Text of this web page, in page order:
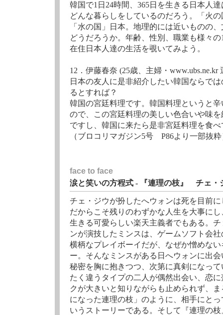
韓国で1日24時間、365日を生きる日本人
どんな暮らしをしているのだろう。「火
「水の国」日本。地理的には近いものの
どうだろうか。年齢、性別、職業も様々の
在住日本人達の生活を覗いてみよう。
12．伊藤春奈 (25歳、主婦・www.ubs.ne.kr
日本の友人に是非紹介したい韓国ならで
るとすれば？
韓国の宮廷料理です。韓国料理というと
ので、この宮廷料理の美しい色合いや味
ですし、韓国に来たら是非宮廷料理を食
（ブロコリマガジン5号 P86より一部抜粋
face to face
涙と笑いの方程式 - 『連理の枝』 チェ・
チェ・ジウが扮したへウォンは死を目前
だからこそ残りのわずかな人生を大事に
生きる可愛らしい楽天主義者でもある。
ンが演技したミンスは、ゲームソフト会
横柄なプレイボーイだが、なぜか憎めな
ー。そんなミンスがある日へウォンに出
秘密を胸に抱きつつ、次第に真剣になっ
たく違うタイプの二人が偶然出会い、恋
クが大きいと知りながらも止められず、
になった連理の枝」のように、相手にと
いうストーリーである。そして『連理の